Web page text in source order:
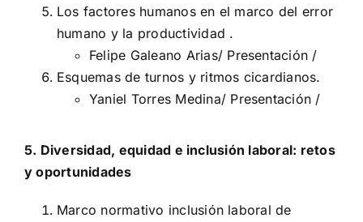
Los factores humanos en el marco del error
humano y la productividad .
Felipe Galeano Arias/ Presentación /
Esquemas de turnos y ritmos cicardianos.
Yaniel Torres Medina/ Presentación /
5. Diversidad, equidad e inclusión laboral: retos
y oportunidades
Marco normativo inclusión laboral de